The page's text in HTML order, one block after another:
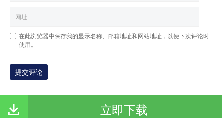
在此浏览器中保存我的显示名称、邮箱地址和网站地址，以便下次评论时
使用。
提交评论
立即下载